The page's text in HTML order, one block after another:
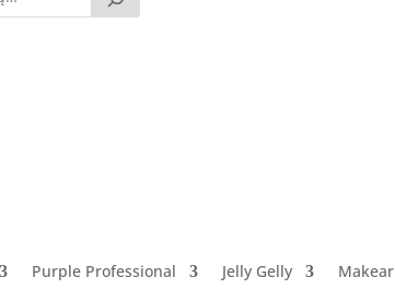
Purple Professional Jelly Gelly Makear